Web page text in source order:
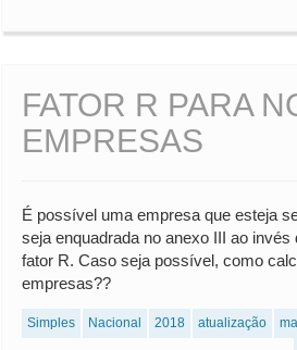
FATOR R PARA
EMPRESAS
É possível uma empresa que esteja
seja enquadrada no anexo III ao invés
fator R. Caso seja possível, como
empresas??
Simples Nacional 2018 atualização